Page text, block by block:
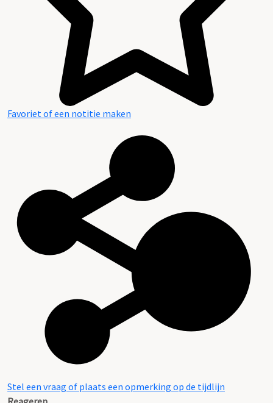
Favoriet of een notitie maken
Stel een vraag of plaats een opmerking op de tijdlijn